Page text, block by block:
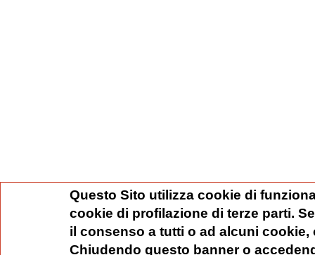
Questo Sito utilizza cookie di
cookie di profilazione di terze parti.
il consenso a tutti o ad alcuni
Chiudendo questo banner o